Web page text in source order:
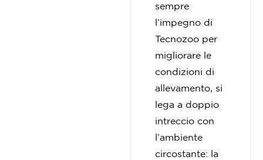
sempre
l’impegno di
Tecnozoo per
migliorare le
condizioni di
allevamento, si
lega a doppio
intreccio con
l’ambiente
circostante: la